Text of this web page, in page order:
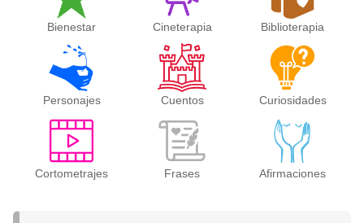
Bienestar Cineterapia Biblioterapia
Personajes Cuentos Curiosidades
Cortometrajes Frases Afirmaciones